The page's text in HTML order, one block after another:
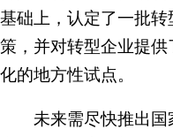
基础上，认定了一批
策，并对转型企业提
化的地方性试点。
未来需尽快推出国